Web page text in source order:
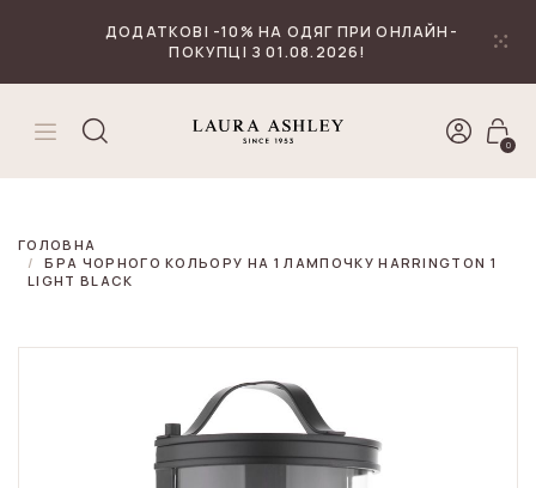
ДОДАТКОВІ -10% НА ОДЯГ ПРИ ОНЛАЙН-
ПОКУПЦІ З 01.08.2026!
0
ГОЛОВНА
БРА ЧОРНОГО КОЛЬОРУ НА 1 ЛАМПОЧКУ HARRINGTON 1
LIGHT BLACK